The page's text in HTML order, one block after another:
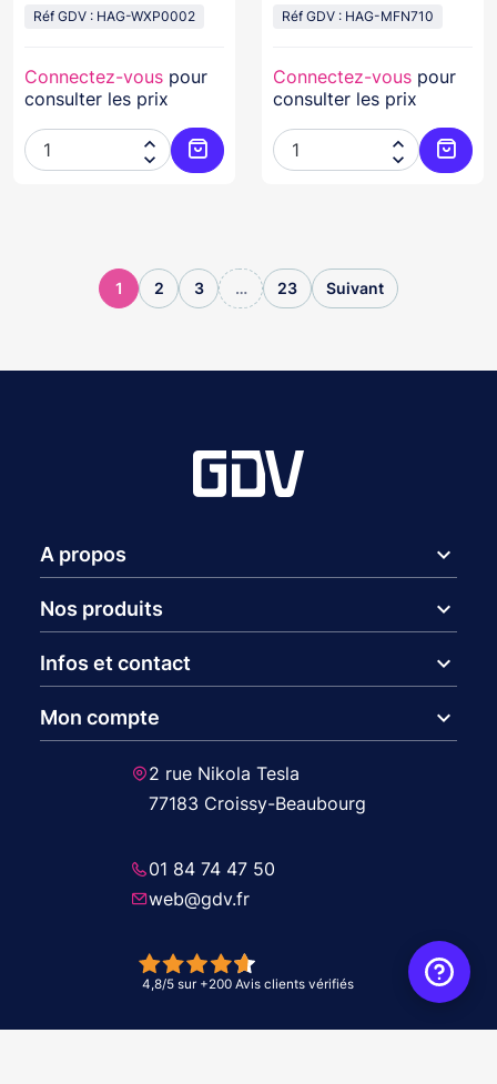
Réf GDV : HAG-WXP0002
Connectez-vous pour
consulter les prix


Ajouter au panier
Réf GDV : HAG-MFN710
Connectez-vous pour
consulter les prix


1 2 3 … 23 Suivant
A propos expand_more
Nos produits expand_more
Infos et contact expand_more
Mon compte expand_more
2 rue Nikola Tesla
77183 Croissy-Beaubourg
01 84 74 47 50
web@gdv.fr